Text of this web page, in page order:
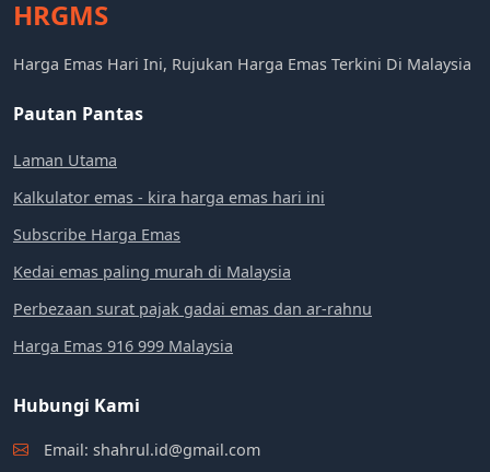
HRGMS
Harga Emas Hari Ini, Rujukan Harga Emas Terkini Di Malaysia
Pautan Pantas
Laman Utama
Kalkulator emas - kira harga emas hari ini
Subscribe Harga Emas
Kedai emas paling murah di Malaysia
Perbezaan surat pajak gadai emas dan ar-rahnu
Harga Emas 916 999 Malaysia
Hubungi Kami
Email: shahrul.id@gmail.com